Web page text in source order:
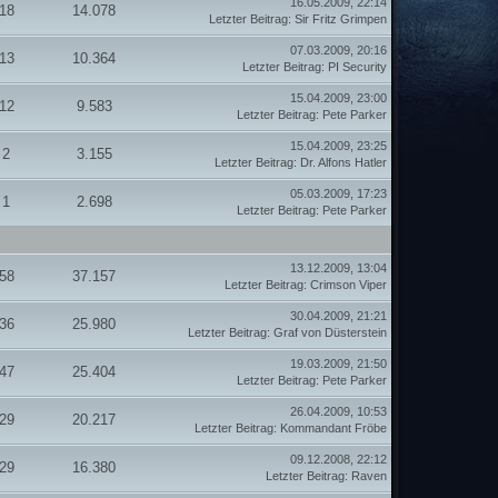
14.078
Letzter Beitrag: Sir Fritz Grimpen
10.364
07.03.2009, 20:16
Letzter Beitrag: PI Security
9.583
15.04.2009, 23:00
Letzter Beitrag: Pete Parker
2 3.155
15.04.2009, 23:25
Letzter Beitrag: Dr. Alfons Hatler
1 2.698
05.03.2009, 17:23
Letzter Beitrag: Pete Parker
37.157
13.12.2009, 13:04
Letzter Beitrag: Crimson Viper
25.980
30.04.2009, 21:21
Letzter Beitrag: Graf von Düsterstein
25.404
19.03.2009, 21:50
Letzter Beitrag: Pete Parker
20.217
26.04.2009, 10:53
Letzter Beitrag: Kommandant Fröbe
16.380
09.12.2008, 22:12
Letzter Beitrag: Raven